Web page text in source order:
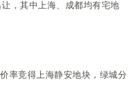
，其中上海、成都均有宅地
率竞得上海静安地块，绿城分